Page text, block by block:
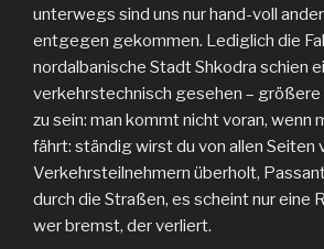
unterwegs sind uns nur hand-voll
entgegen gekommen. Lediglich die
nordalbanische Stadt Shkodra schien
verkehrstechnisch gesehen –
zu sein: man kommt nicht voran, wenn
fährt: ständig wirst du von allen Seiten
Verkehrsteilnehmern überholt,
durch die Straßen, es scheint nur eine
wer bremst, der verliert.